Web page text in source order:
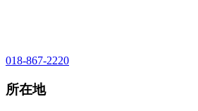
018-867-2220
所在地